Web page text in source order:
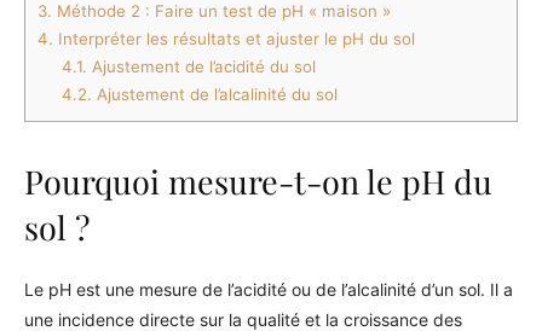
3. Méthode 2 : Faire un test de pH « maison »
4. Interpréter les résultats et ajuster le pH du sol
4.1. Ajustement de l’acidité du sol
4.2. Ajustement de l’alcalinité du sol
Pourquoi mesure-t-on le pH du
sol ?
Le pH est une mesure de l’acidité ou de l’alcalinité d’un sol. Il a
une incidence directe sur la qualité et la croissance des